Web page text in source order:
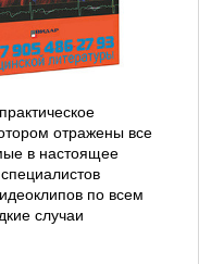
отражены все
в настоящее
по всем
случаи